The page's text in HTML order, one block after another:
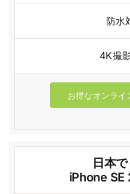
防水
4K撮
お得なオンライ
日本
iPhone SE